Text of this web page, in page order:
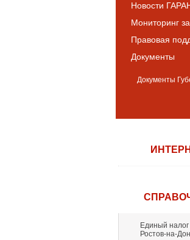
Новости
Мониторинг
Правовая
Документы
Документы
Единый
Ростов-на-